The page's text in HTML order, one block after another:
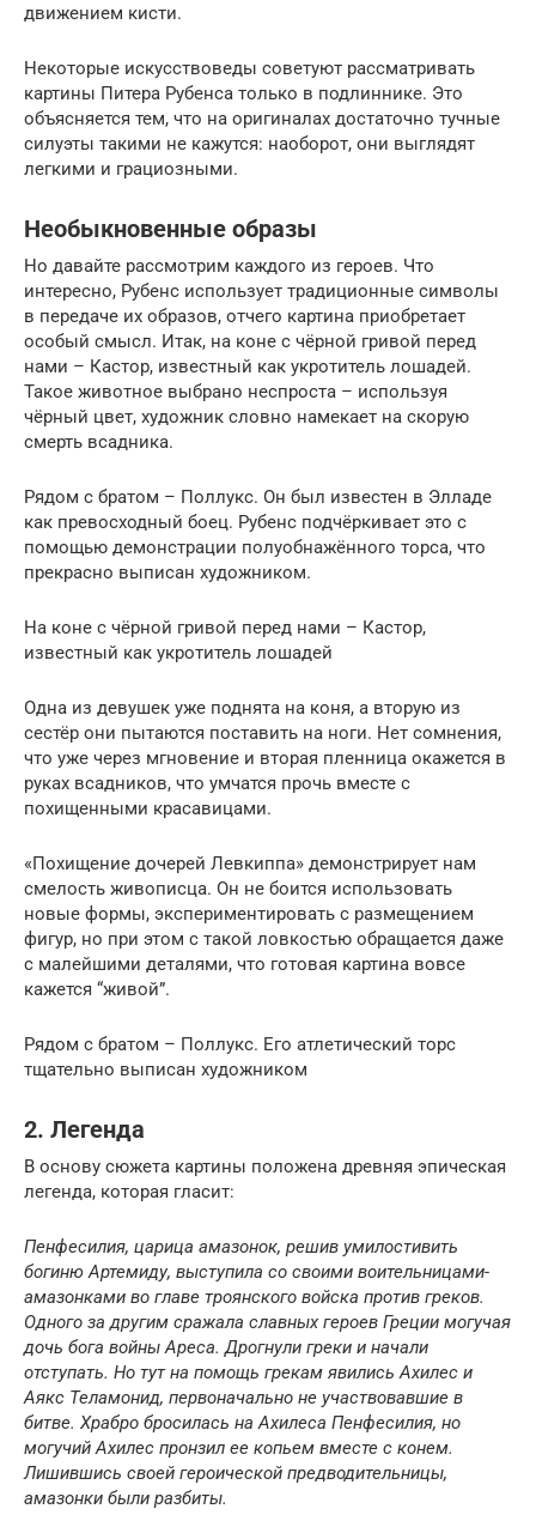
движением кисти.
Некоторые искусствоведы советуют рассматривать
картины Питера Рубенса только в подлиннике. Это
объясняется тем, что на оригиналах достаточно тучные
силуэты такими не кажутся: наоборот, они выглядят
легкими и грациозными.
Необыкновенные образы
Но давайте рассмотрим каждого из героев. Что
интересно, Рубенс использует традиционные символы
в передаче их образов, отчего картина приобретает
особый смысл. Итак, на коне с чёрной гривой перед
нами – Кастор, известный как укротитель лошадей.
Такое животное выбрано неспроста – используя
чёрный цвет, художник словно намекает на скорую
смерть всадника.
Рядом с братом – Поллукс. Он был известен в Элладе
как превосходный боец. Рубенс подчёркивает это с
помощью демонстрации полуобнажённого торса, что
прекрасно выписан художником.
На коне с чёрной гривой перед нами – Кастор,
известный как укротитель лошадей
Одна из девушек уже поднята на коня, а вторую из
сестёр они пытаются поставить на ноги. Нет сомнения,
что уже через мгновение и вторая пленница окажется в
руках всадников, что умчатся прочь вместе с
похищенными красавицами.
«Похищение дочерей Левкиппа» демонстрирует нам
смелость живописца. Он не боится использовать
новые формы, экспериментировать с размещением
фигур, но при этом с такой ловкостью обращается даже
с малейшими деталями, что готовая картина вовсе
кажется “живой”.
Рядом с братом – Поллукс. Его атлетический торс
тщательно выписан художником
2. Легенда
В основу сюжета картины положена древняя эпическая
легенда, которая гласит:
Пенфесилия, царица амазонок, решив умилостивить
богиню Артемиду, выступила со своими воительницами-
амазонками во главе троянского войска против греков.
Одного за другим сражала славных героев Греции могучая
дочь бога войны Ареса. Дрогнули греки и начали
отступать. Но тут на помощь грекам явились Ахилес и
Аякс Теламонид, первоначально не участвовавшие в
битве. Храбро бросилась на Ахилеса Пенфесилия, но
могучий Ахилес пронзил ее копьем вместе с конем.
Лишившись своей героической предводительницы,
амазонки были разбиты.